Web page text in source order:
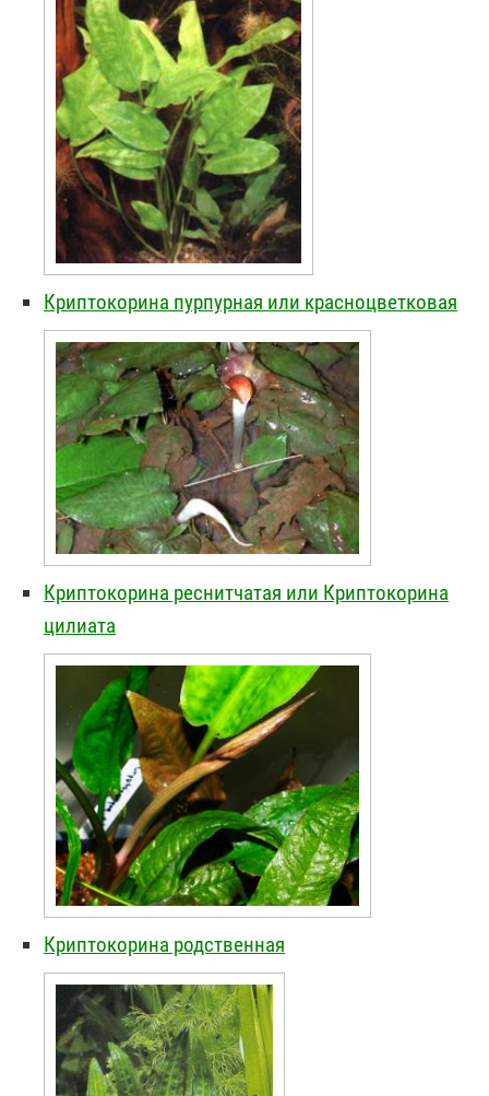
Криптокорина пурпурная или красноцветковая
Криптокорина реснитчатая или Криптокорина
цилиата
Криптокорина родственная